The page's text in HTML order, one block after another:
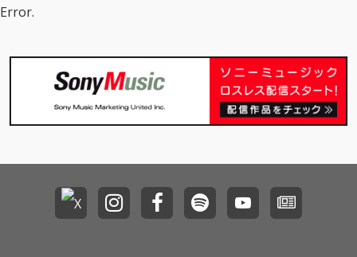
パがいいと思っていま
す。なぜなら、夢を追
えば生活が充実します
し、色んな人に出会え
てしまい、強い劣等感
を感じたり、現実に突
き当たったり、途方も
っ取り早いものでコス
パがいいと思っていま
す。なぜなら、夢を追
えば生活が充実します
し、色んな人に出会え
てしまい、強い劣等感
を感じたり、現実に突
き当たったり、途方も
Error.